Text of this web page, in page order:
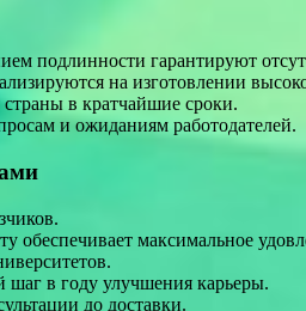
подлинности гарантируют
на изготовлении
в кратчайшие сроки.
и ожиданиям работодателей.
максимальное
в году улучшения карьеры.
до доставки.